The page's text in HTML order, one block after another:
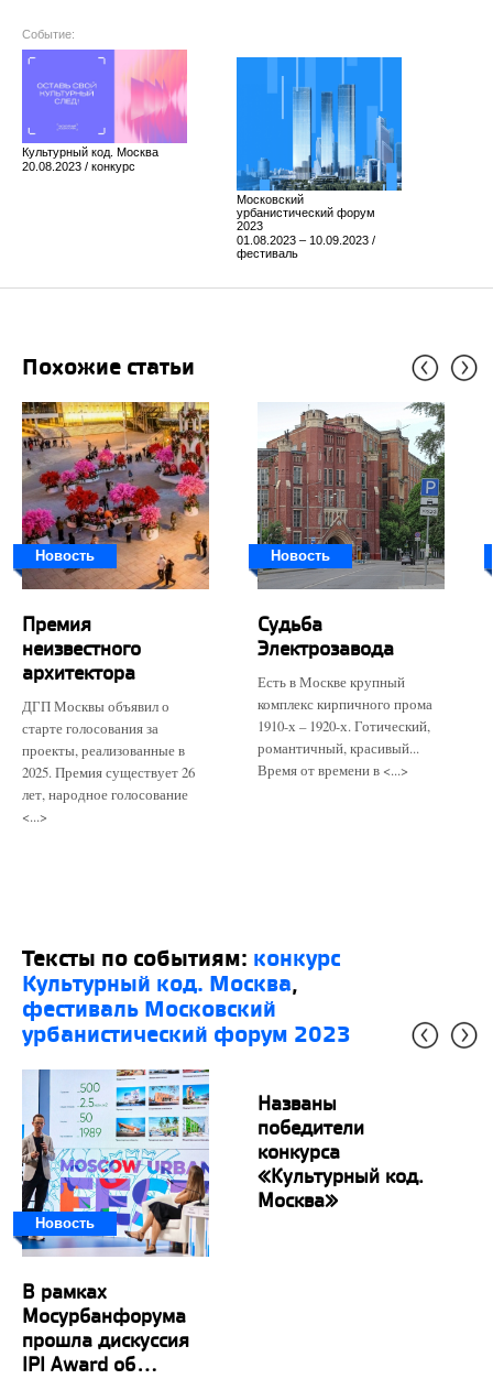
Событие:
Культурный код. Москва
20.08.2023 / конкурс
Московский
урбанистический форум
2023
01.08.2023 – 10.09.2023 /
фестиваль
Похожие статьи
Новость
Премия
неизвестного
архитектора
ДГП Москвы объявил о
старте голосования за
проекты, реализованные в
2025. Премия существует 26
лет, народное голосование
<...>
Новость
Судьба
Электрозавода
Есть в Москве крупный
комплекс кирпичного прома
1910-х – 1920-х. Готический,
романтичный, красивый...
Время от времени в <...>
Тексты по событиям: конкурс
Культурный код. Москва,
фестиваль Московский
урбанистический форум 2023
Новость
В рамках
Мосурбанфорума
прошла дискуссия
IPI Award об...
Названы
победители
конкурса
«Культурный код.
Москва»